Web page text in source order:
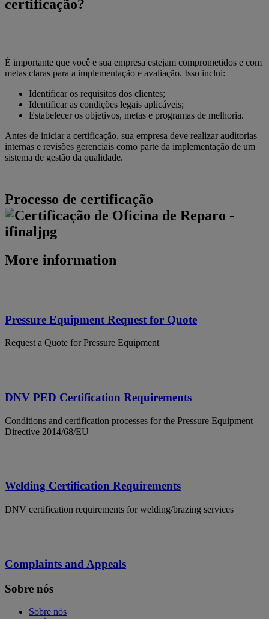
certificação?
É importante que você e sua empresa estejam comprometidos e com
metas claras para a implementação e avaliação. Isso inclui:
Identificar os requisitos dos clientes;
Identificar as condições legais aplicáveis;
Estabelecer os objetivos, metas e programas de melhoria.
Antes de iniciar a certificação, sua empresa deve realizar auditorias
internas e revisões gerenciais como parte da implementação de um
sistema de gestão da qualidade.
Processo de certificação
More information
Pressure Equipment Request for Quote
Request a Quote for Pressure Equipment
DNV PED Certification Requirements
Conditions and certification processes for the Pressure Equipment
Directive 2014/68/EU
Welding Certification Requirements
DNV certification requirements for welding/brazing services
Complaints and Appeals
Sobre nós
Sobre nós